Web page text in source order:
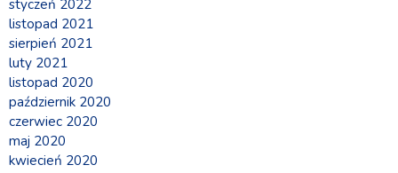
styczeń 2022
listopad 2021
sierpień 2021
luty 2021
listopad 2020
październik 2020
czerwiec 2020
maj 2020
kwiecień 2020